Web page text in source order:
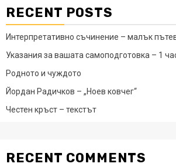
RECENT POSTS
Интерпретативно съчинение – малък
Указания за вашата самоподготовка – 1
Родното и чуждото
Йордан Радичков – „Ноев ковчег“
Честен кръст – текстът
RECENT COMMENTS